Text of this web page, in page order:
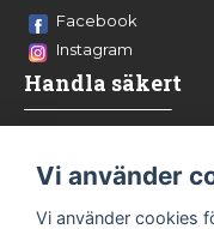
Facebook
Instagram
Handla säkert
Vi använder
Vi använder cookies